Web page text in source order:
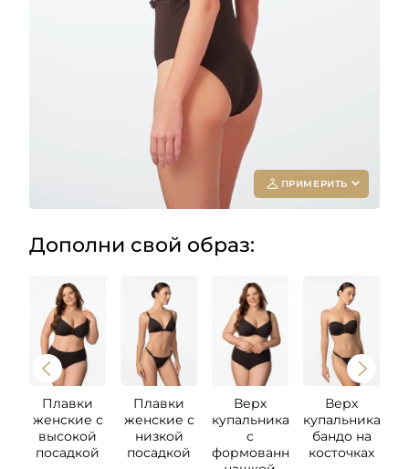
ПРИМЕРИТЬ
photo
Deleted after 24 hours
Дополни свой образ:
Плавки
женские с
высокой
посадкой
Плавки
женские с
низкой
посадкой
Верх
купальника
с
формованной
Верх
купальника
бандо на
косточках